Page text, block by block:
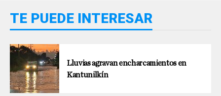
TE PUEDE INTERESAR
Lluvias agravan encharcamientos en
Kantunilkín